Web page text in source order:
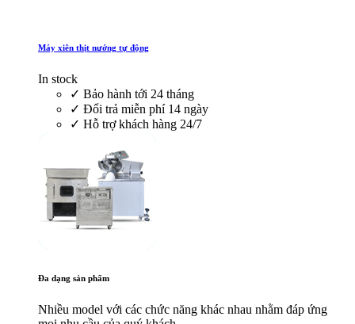
Máy xiên thịt nướng tự động
In stock
✓ Bảo hành tới 24 tháng
✓ Đổi trả miễn phí 14 ngày
✓ Hỗ trợ khách hàng 24/7
Đa dạng sản phẩm
Nhiều model với các chức năng khác nhau nhằm đáp ứng